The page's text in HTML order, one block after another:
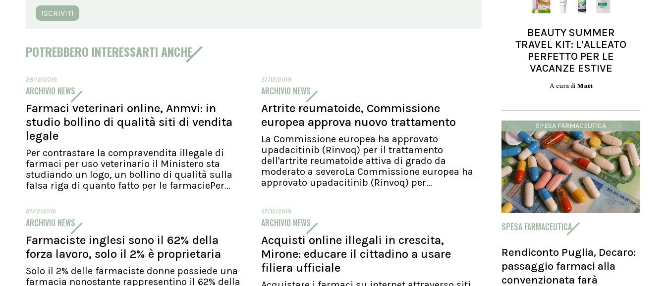
ISCRIVITI
POTREBBERO INTERESSARTI ANCHE
28/12/2019
ARCHIVIO NEWS
Farmaci veterinari online, Anmvi: in
studio bollino di qualità siti di vendita
legale
Per contrastare la compravendita illegale di
farmaci per uso veterinario il Ministero sta
studiando un logo, un bollino di qualità sulla
falsa riga di quanto fatto per le farmaciePer...
27/12/2019
ARCHIVIO NEWS
Artrite reumatoide, Commissione
europea approva nuovo trattamento
La Commissione europea ha approvato
upadacitinib (Rinvoq) per il trattamento
dell'artrite reumatoide attiva di grado da
moderato a severoLa Commissione europea ha
approvato upadacitinib (Rinvoq) per...
27/12/2019
ARCHIVIO NEWS
Farmaciste inglesi sono il 62% della
forza lavoro, solo il 2% è proprietaria
Solo il 2% delle farmaciste donne possiede una
farmacia nonostante rappresentino il 62% della
27/12/2019
ARCHIVIO NEWS
Acquisti online illegali in crescita,
Mirone: educare il cittadino a usare
filiera ufficiale
BEAUTY SUMMER
TRAVEL KIT: L’ALLEATO
PERFETTO PER LE
VACANZE ESTIVE
A cura di Matt
SPESA FARMACEUTICA
SPESA FARMACEUTICA
Rendiconto Puglia, Decaro:
passaggio farmaci alla
convenzionata farà